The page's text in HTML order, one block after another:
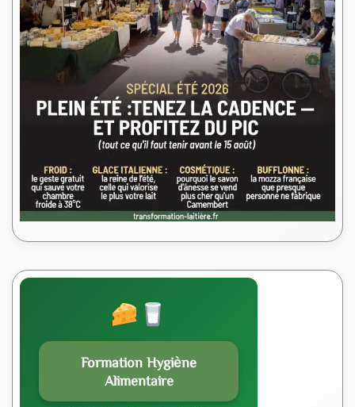
Formation Hygiène
Alimentaire